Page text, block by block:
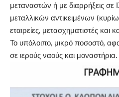
μεταναστών ή με διαρρήξεις σε
μεταλλικών αντικειμένων
εταιρείες, μετασχηματιστές και
Το υπόλοιπο, μικρό ποσοστό,
σε ιερούς ναούς και μοναστήρια.